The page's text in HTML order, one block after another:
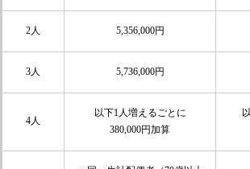
2人 5,356,000円
3人 5,736,000円
4人
以下1人増えるごとに
380,000円加算